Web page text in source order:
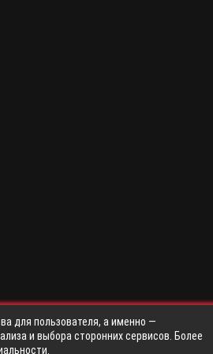
для пользователя, а именно —
и выбора сторонних сервисов. Более